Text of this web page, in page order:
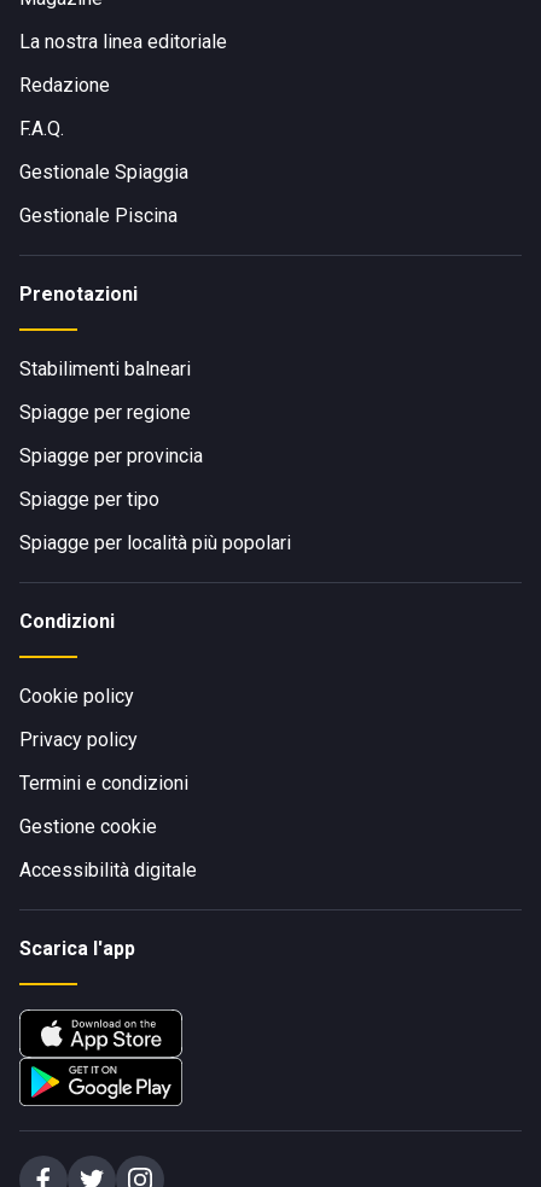
La nostra linea editoriale
Redazione
F.A.Q.
Gestionale Spiaggia
Gestionale Piscina
Prenotazioni
Stabilimenti balneari
Spiagge per regione
Spiagge per provincia
Spiagge per tipo
Spiagge per località più popolari
Condizioni
Cookie policy
Privacy policy
Termini e condizioni
Gestione cookie
Accessibilità digitale
Scarica l'app